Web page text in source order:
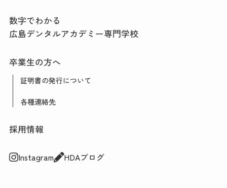
数字でわかる
広島デンタルアカデミー専門学校
卒業生の方へ
証明書の発行について
各種連絡先
採用情報
Instagram HDAブログ